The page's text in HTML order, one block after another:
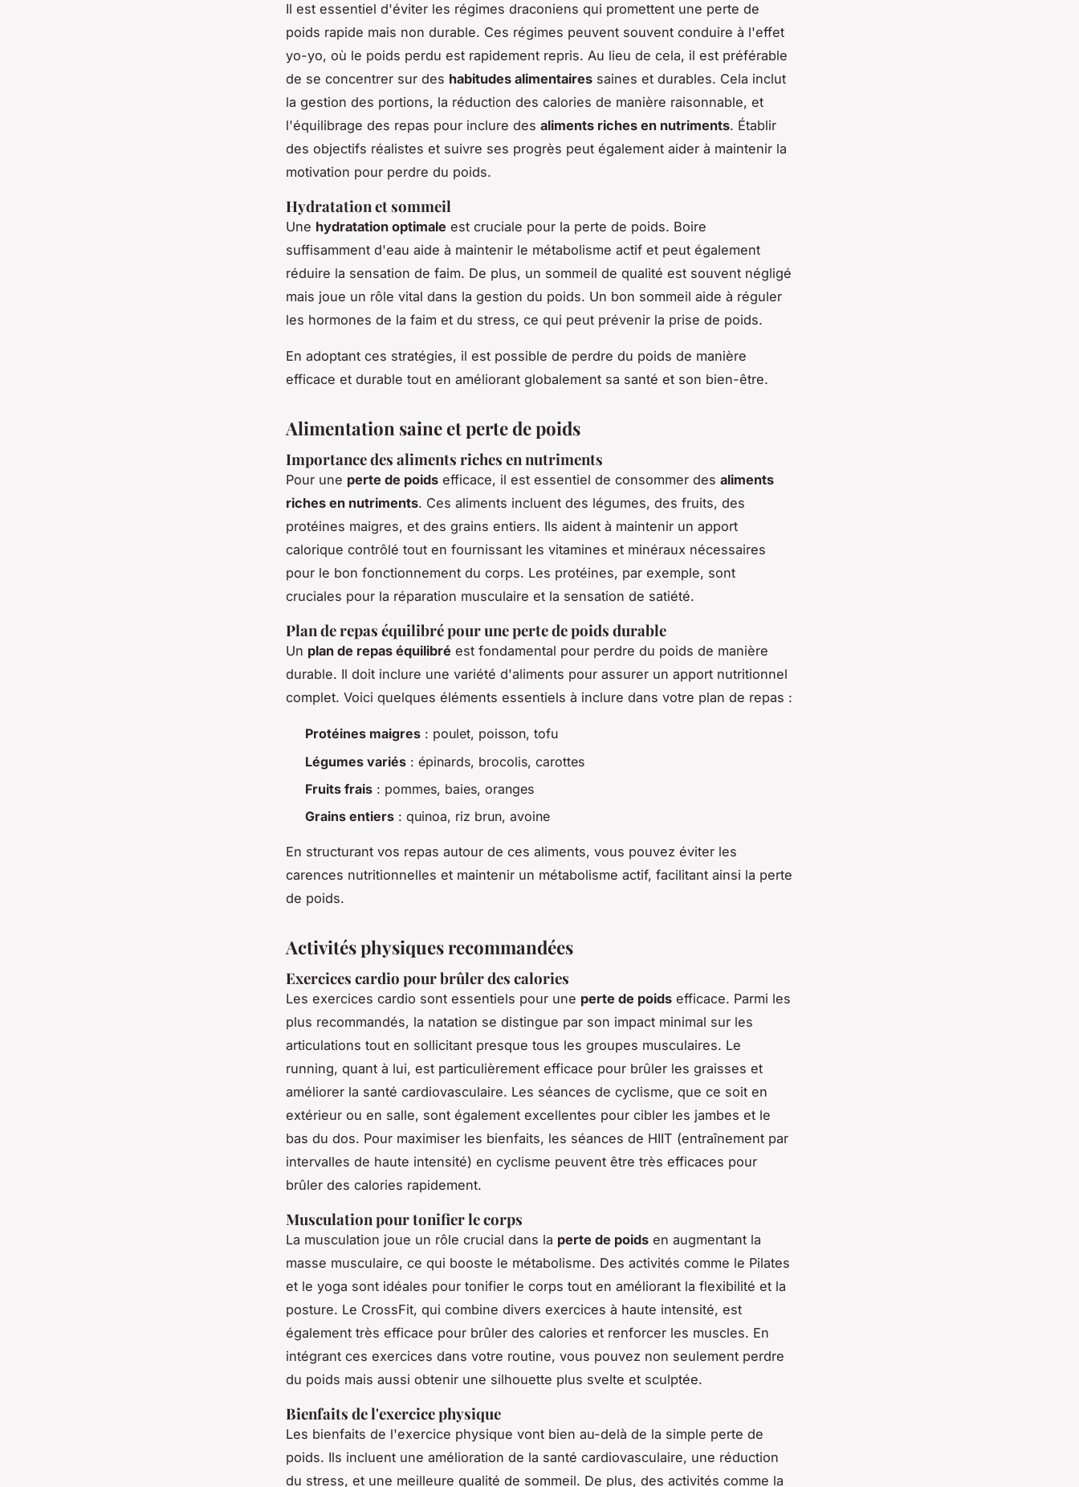
Il est essentiel d'éviter les régimes draconiens qui promettent une perte de
poids rapide mais non durable. Ces régimes peuvent souvent conduire à l'effet
yo-yo, où le poids perdu est rapidement repris. Au lieu de cela, il est préférable
de se concentrer sur des habitudes alimentaires saines et durables. Cela inclut
la gestion des portions, la réduction des calories de manière raisonnable, et
l'équilibrage des repas pour inclure des aliments riches en nutriments. Établir
des objectifs réalistes et suivre ses progrès peut également aider à maintenir la
motivation pour perdre du poids.
Hydratation et sommeil
Une hydratation optimale est cruciale pour la perte de poids. Boire
suffisamment d'eau aide à maintenir le métabolisme actif et peut également
réduire la sensation de faim. De plus, un sommeil de qualité est souvent négligé
mais joue un rôle vital dans la gestion du poids. Un bon sommeil aide à réguler
les hormones de la faim et du stress, ce qui peut prévenir la prise de poids.
En adoptant ces stratégies, il est possible de perdre du poids de manière
efficace et durable tout en améliorant globalement sa santé et son bien-être.
Alimentation saine et perte de poids
Importance des aliments riches en nutriments
Pour une perte de poids efficace, il est essentiel de consommer des aliments
riches en nutriments. Ces aliments incluent des légumes, des fruits, des
protéines maigres, et des grains entiers. Ils aident à maintenir un apport
calorique contrôlé tout en fournissant les vitamines et minéraux nécessaires
pour le bon fonctionnement du corps. Les protéines, par exemple, sont
cruciales pour la réparation musculaire et la sensation de satiété.
Plan de repas équilibré pour une perte de poids durable
Un plan de repas équilibré est fondamental pour perdre du poids de manière
durable. Il doit inclure une variété d'aliments pour assurer un apport nutritionnel
complet. Voici quelques éléments essentiels à inclure dans votre plan de repas :
Protéines maigres : poulet, poisson, tofu
Légumes variés : épinards, brocolis, carottes
Fruits frais : pommes, baies, oranges
Grains entiers : quinoa, riz brun, avoine
En structurant vos repas autour de ces aliments, vous pouvez éviter les
carences nutritionnelles et maintenir un métabolisme actif, facilitant ainsi la perte
de poids.
Activités physiques recommandées
Exercices cardio pour brûler des calories
Les exercices cardio sont essentiels pour une perte de poids efficace. Parmi les
plus recommandés, la natation se distingue par son impact minimal sur les
articulations tout en sollicitant presque tous les groupes musculaires. Le
running, quant à lui, est particulièrement efficace pour brûler les graisses et
améliorer la santé cardiovasculaire. Les séances de cyclisme, que ce soit en
extérieur ou en salle, sont également excellentes pour cibler les jambes et le
bas du dos. Pour maximiser les bienfaits, les séances de HIIT (entraînement par
intervalles de haute intensité) en cyclisme peuvent être très efficaces pour
brûler des calories rapidement.
Musculation pour tonifier le corps
La musculation joue un rôle crucial dans la perte de poids en augmentant la
masse musculaire, ce qui booste le métabolisme. Des activités comme le Pilates
et le yoga sont idéales pour tonifier le corps tout en améliorant la flexibilité et la
posture. Le CrossFit, qui combine divers exercices à haute intensité, est
également très efficace pour brûler des calories et renforcer les muscles. En
intégrant ces exercices dans votre routine, vous pouvez non seulement perdre
du poids mais aussi obtenir une silhouette plus svelte et sculptée.
Bienfaits de l'exercice physique
Les bienfaits de l'exercice physique vont bien au-delà de la simple perte de
poids. Ils incluent une amélioration de la santé cardiovasculaire, une réduction
du stress, et une meilleure qualité de sommeil. De plus, des activités comme la